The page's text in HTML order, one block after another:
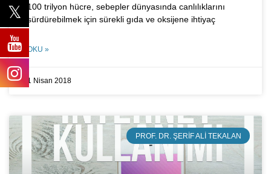
100 trilyon hücre, sebepler dünyasında canlılıklarını
sürdürebilmek için sürekli gıda ve oksijene ihtiyaç
OKU »
1 Nisan 2018
PROF. DR. ŞERIF ALI TEKALAN